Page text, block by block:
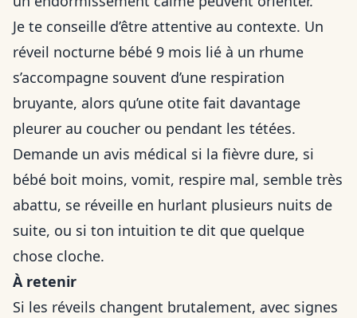
Je te conseille d’être attentive au contexte. Un
réveil nocturne bébé 9 mois lié à un rhume
s’accompagne souvent d’une respiration
bruyante, alors qu’une otite fait davantage
pleurer au coucher ou pendant les tétées.
Demande un avis médical si la fièvre dure, si
bébé boit moins, vomit, respire mal, semble très
abattu, se réveille en hurlant plusieurs nuits de
suite, ou si ton intuition te dit que quelque
chose cloche.
À retenir
Si les réveils changent brutalement, avec signes